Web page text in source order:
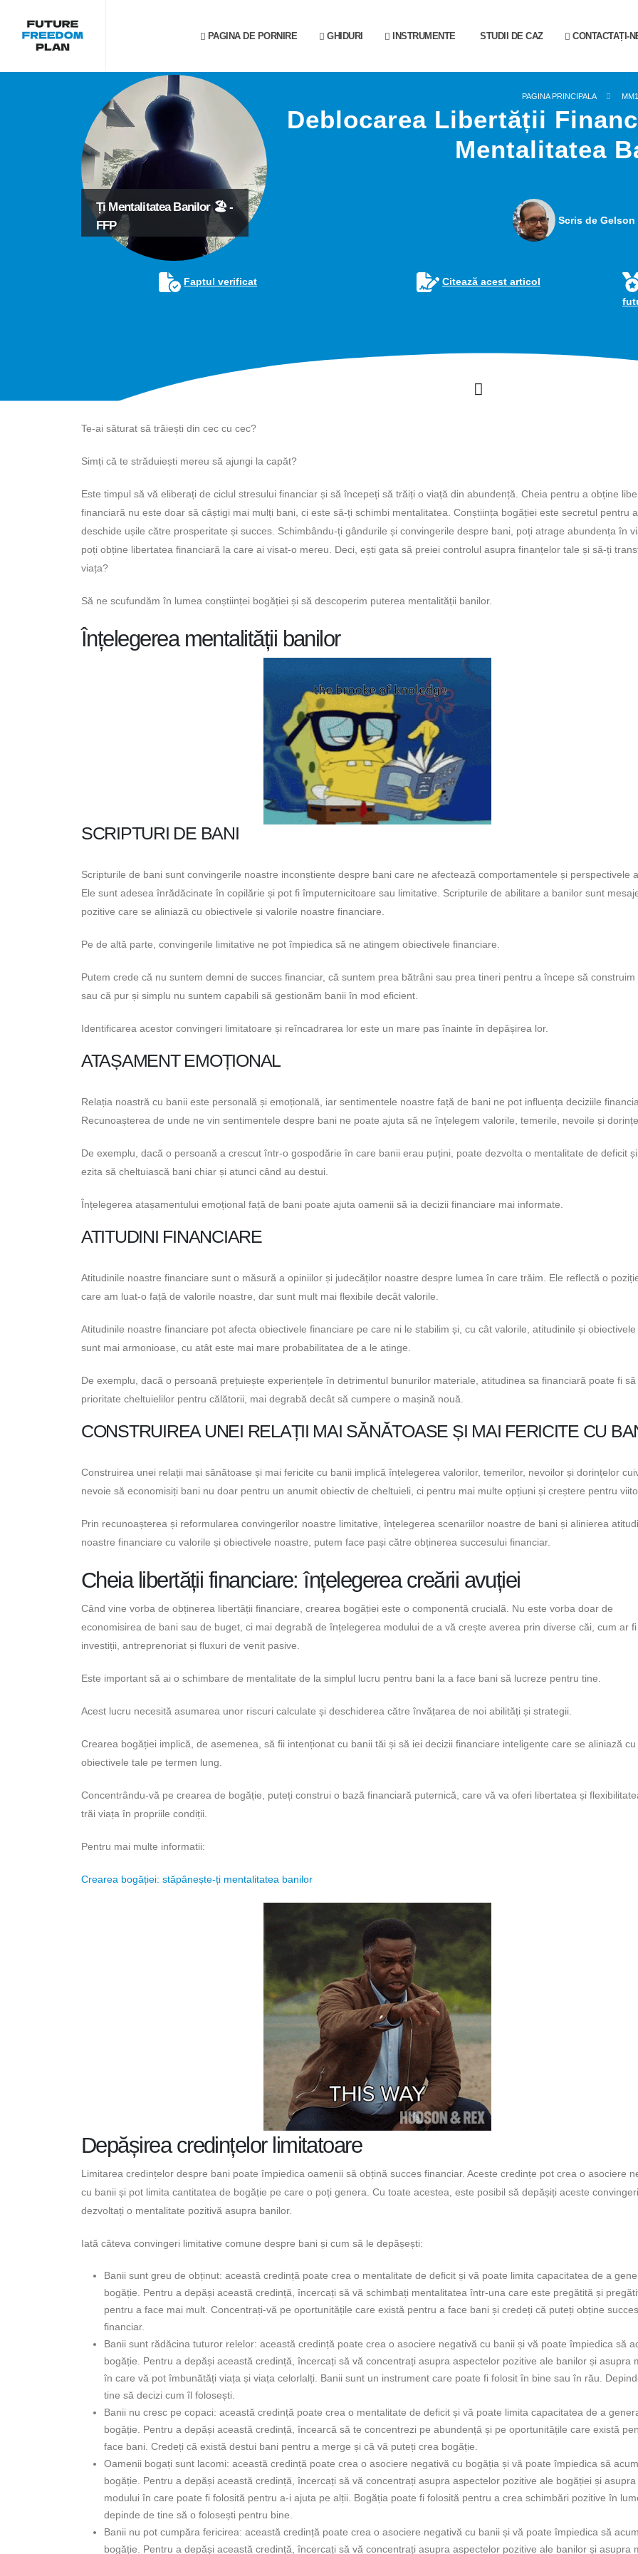
PAGINA DE PORNIRE GHIDURI INSTRUMENTE STUDII DE CAZ CONTACTAȚI-
Ți Mentalitatea Banilor 🏖️ -
FFP
PAGINA PRINCIPALA MM1
Deblocarea Libertății
Mentalitatea
Scris de Gelson
Faptul verificat Citează acest articol
Te-ai săturat să trăiești din cec cu cec?
Simți că te străduiești mereu să ajungi la capăt?
Este timpul să vă eliberați de ciclul stresului financiar și să începeți să trăiți o viață din abundență. Cheia pentru a obține
financiară nu este doar să câștigi mai mulți bani, ci este să-ți schimbi mentalitatea. Conștiința bogăției este secretul pentru a
deschide ușile către prosperitate și succes. Schimbându-ți gândurile și convingerile despre bani, poți atrage abundența în
poți obține libertatea financiară la care ai visat-o mereu. Deci, ești gata să preiei controlul asupra finanțelor tale și să-ți
viața?
Să ne scufundăm în lumea conștiinței bogăției și să descoperim puterea mentalității banilor.
Înțelegerea mentalității banilor
SCRIPTURI DE BANI
Scripturile de bani sunt convingerile noastre inconștiente despre bani care ne afectează comportamentele și perspectivele
Ele sunt adesea înrădăcinate în copilărie și pot fi împuternicitoare sau limitative. Scripturile de abilitare a banilor sunt
pozitive care se aliniază cu obiectivele și valorile noastre financiare.
Pe de altă parte, convingerile limitative ne pot împiedica să ne atingem obiectivele financiare.
Putem crede că nu suntem demni de succes financiar, că suntem prea bătrâni sau prea tineri pentru a începe să construim
sau că pur și simplu nu suntem capabili să gestionăm banii în mod eficient.
Identificarea acestor convingeri limitatoare și reîncadrarea lor este un mare pas înainte în depășirea lor.
ATAȘAMENT EMOȚIONAL
Relația noastră cu banii este personală și emoțională, iar sentimentele noastre față de bani ne pot influența deciziile
Recunoașterea de unde ne vin sentimentele despre bani ne poate ajuta să ne înțelegem valorile, temerile, nevoile și
De exemplu, dacă o persoană a crescut într-o gospodărie în care banii erau puțini, poate dezvolta o mentalitate de deficit
ezita să cheltuiască bani chiar și atunci când au destui.
Înțelegerea atașamentului emoțional față de bani poate ajuta oamenii să ia decizii financiare mai informate.
ATITUDINI FINANCIARE
Atitudinile noastre financiare sunt o măsură a opiniilor și judecăților noastre despre lumea în care trăim. Ele reflectă o
care am luat-o față de valorile noastre, dar sunt mult mai flexibile decât valorile.
Atitudinile noastre financiare pot afecta obiectivele financiare pe care ni le stabilim și, cu cât valorile, atitudinile și
sunt mai armonioase, cu atât este mai mare probabilitatea de a le atinge.
De exemplu, dacă o persoană prețuiește experiențele în detrimentul bunurilor materiale, atitudinea sa financiară poate fi să
prioritate cheltuielilor pentru călătorii, mai degrabă decât să cumpere o mașină nouă.
CONSTRUIREA UNEI RELAȚII MAI SĂNĂTOASE ȘI MAI FERICITE CU
Construirea unei relații mai sănătoase și mai fericite cu banii implică înțelegerea valorilor, temerilor, nevoilor și dorințelor
nevoie să economisiți bani nu doar pentru un anumit obiectiv de cheltuieli, ci pentru mai multe opțiuni și creștere pentru
Prin recunoașterea și reformularea convingerilor noastre limitative, înțelegerea scenariilor noastre de bani și alinierea
noastre financiare cu valorile și obiectivele noastre, putem face pași către obținerea succesului financiar.
Cheia libertății financiare: înțelegerea creării avuției
Când vine vorba de obținerea libertății financiare, crearea bogăției este o componentă crucială. Nu este vorba doar de
economisirea de bani sau de buget, ci mai degrabă de înțelegerea modului de a vă crește averea prin diverse căi, cum ar fi
investiții, antreprenoriat și fluxuri de venit pasive.
Este important să ai o schimbare de mentalitate de la simplul lucru pentru bani la a face bani să lucreze pentru tine.
Acest lucru necesită asumarea unor riscuri calculate și deschiderea către învățarea de noi abilități și strategii.
Crearea bogăției implică, de asemenea, să fii intenționat cu banii tăi și să iei decizii financiare inteligente care se aliniază cu
obiectivele tale pe termen lung.
Concentrându-vă pe crearea de bogăție, puteți construi o bază financiară puternică, care vă va oferi libertatea și
trăi viața în propriile condiții.
Pentru mai multe informatii:
Crearea bogăției: stăpânește-ți mentalitatea banilor
Depășirea credințelor limitatoare
Limitarea credințelor despre bani poate împiedica oamenii să obțină succes financiar. Aceste credințe pot crea o asociere
cu banii și pot limita cantitatea de bogăție pe care o poți genera. Cu toate acestea, este posibil să depășiți aceste
dezvoltați o mentalitate pozitivă asupra banilor.
Iată câteva convingeri limitative comune despre bani și cum să le depășești:
Banii sunt greu de obținut: această credință poate crea o mentalitate de deficit și vă poate limita capacitatea de a
bogăție. Pentru a depăși această credință, încercați să vă schimbați mentalitatea într-una care este pregătită și
pentru a face mai mult. Concentrați-vă pe oportunitățile care există pentru a face bani și credeți că puteți obține
financiar.
Banii sunt rădăcina tuturor relelor: această credință poate crea o asociere negativă cu banii și vă poate împiedica să
bogăție. Pentru a depăși această credință, încercați să vă concentrați asupra aspectelor pozitive ale banilor și asupra
în care vă pot îmbunătăți viața și viața celorlalți. Banii sunt un instrument care poate fi folosit în bine sau în rău.
tine să decizi cum îl folosești.
Banii nu cresc pe copaci: această credință poate crea o mentalitate de deficit și vă poate limita capacitatea de a
bogăție. Pentru a depăși această credință, încearcă să te concentrezi pe abundență și pe oportunitățile care există
face bani. Credeți că există destui bani pentru a merge și că vă puteți crea bogăție.
Oamenii bogați sunt lacomi: această credință poate crea o asociere negativă cu bogăția și vă poate împiedica să
bogăție. Pentru a depăși această credință, încercați să vă concentrați asupra aspectelor pozitive ale bogăției și asupra
modului în care poate fi folosită pentru a-i ajuta pe alții. Bogăția poate fi folosită pentru a crea schimbări pozitive în
depinde de tine să o folosești pentru bine.
Banii nu pot cumpăra fericirea: această credință poate crea o asociere negativă cu banii și vă poate împiedica să
bogăție. Pentru a depăși această credință, încercați să vă concentrați asupra aspectelor pozitive ale banilor și asupra